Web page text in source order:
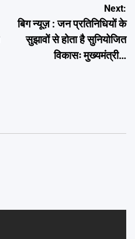
Next:
बिग न्यूज़ : जन प्रतिनिधियों के
सुझावों से होता है सुनियोजित
विकासः मुख्यमंत्री…